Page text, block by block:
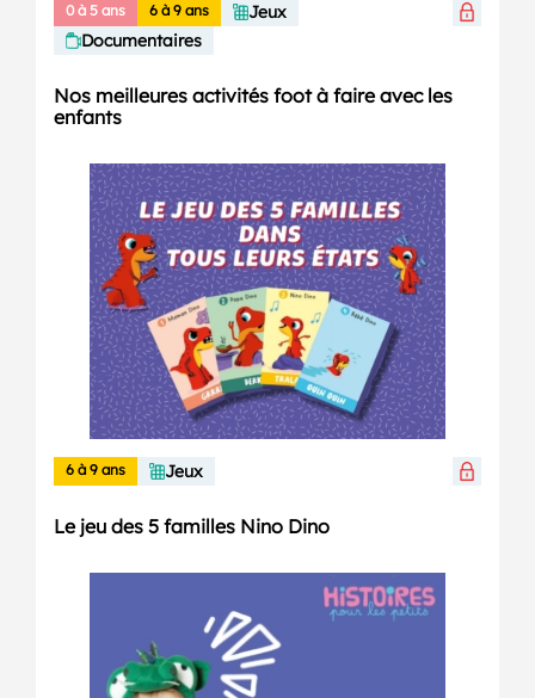
0 à 5 ans 6 à 9 ans
Jeux
Documentaires
Nos meilleures activités foot à faire avec les
enfants
6 à 9 ans Jeux
Le jeu des 5 familles Nino Dino